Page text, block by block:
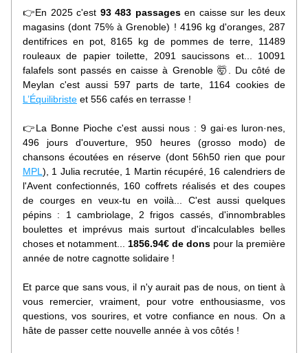
👉En 2025 c'est 93 483 passages en caisse sur les deux
magasins (dont 75% à Grenoble) ! 4196 kg d'oranges, 287
dentifrices en pot, 8165 kg de pommes de terre, 11489
rouleaux de papier toilette, 2091 saucissons et... 10091
falafels sont passés en caisse à Grenoble 🤯. Du côté de
L’Équilibriste et 556 cafés en terrasse !
👉La Bonne Pioche c'est aussi nous : 9 gai·es luron·nes,
496 jours d'ouverture, 950 heures (grosso modo) de
MPL ), 1 Julia recrutée, 1 Martin récupéré, 16 calendriers de
l'Avent confectionnés, 160 coffrets réalisés et des coupes
de courges en veux-tu en voilà... C'est aussi quelques
pépins : 1 cambriolage, 2 frigos cassés, d'innombrables
boulettes et imprévus mais surtout d'incalculables belles
choses et notamment... 1856.94€ de dons pour la première
année de notre cagnotte solidaire !
Et parce que sans vous, il n'y aurait pas de nous, on tient à
vous remercier, vraiment, pour votre enthousiasme, vos
questions, vos sourires, et votre confiance en nous. On a
hâte de passer cette nouvelle année à vos côtés !